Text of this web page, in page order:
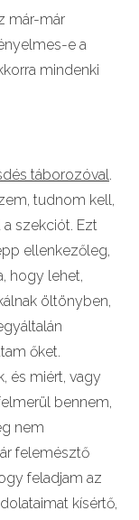
már-már
e a
mindenki
táborozóval.
tudnom kell,
a szekciót. Ezt
ellenkezőleg,
hogy lehet,
öltönyben,
őket.
és miért, vagy
bennem,
nem
felemésztő
feladjam az
kísértő,